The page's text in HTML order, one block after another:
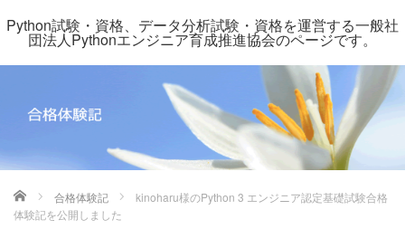
Python試験・資格、データ分析試験・資格を運営する一般社
団法人Pythonエンジニア育成推進協会のページです。
ホーム 合格体験記
kinoharu様のPython 3 エンジニア認定基礎試験合格
体験記を公開しました